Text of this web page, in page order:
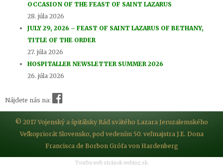
OCCASION OF THE FEAST OF SAINT LAZARUS
28. júla 2026
JULY 29, 2026 – FEAST OF SAINT LAZARUS OF BETHANY,
TITLE OF THE ORDER
27. júla 2026
HOSPITALLER NEWSLETTER SUMMER 2026
26. júla 2026
Nájdete nás na:
© 2017 Vojenský a špitálsky Rád svätého Lazara Jeruzalemského
Veľkopriorát Slovensko, pod vedením 50. veľmajstra J.E. Dona
Francisca de Borbon Grófa von Hardenberg
Tvorba web stránok webing.sk